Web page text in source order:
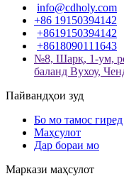
info@cdholy.com
+86 19150394142
+8619150394142
+8618090111643
№8, Шарқ, 1-ум,
баланд Вухоу,
Пайвандҳои зуд
Бо мо тамос гиред
Маҳсулот
Дар бораи мо
Маркази маҳсулот